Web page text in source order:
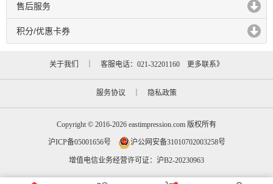
售后服务
click to expand contents
积分/优惠卡券
click to expand contents
关于我们 ｜ 客服电话：021-32201160 更多联系》
服务协议 隐私政策
Copyright © 2016-2026 eastimpression.com 版权所有
沪ICP备05001656号 沪公网安备31010702003258号
增值电信业务经营许可证：沪B2-20230963